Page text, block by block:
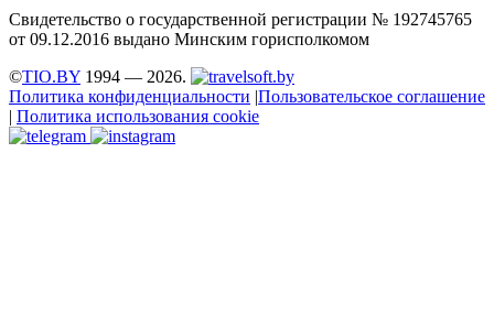
Свидетельство о государственной регистрации № 192745765
от 09.12.2016 выдано Минским горисполкомом
©TIO.BY 1994 — 2026.
Политика конфиденциальности |Пользовательское соглашение
| Политика использования cookie